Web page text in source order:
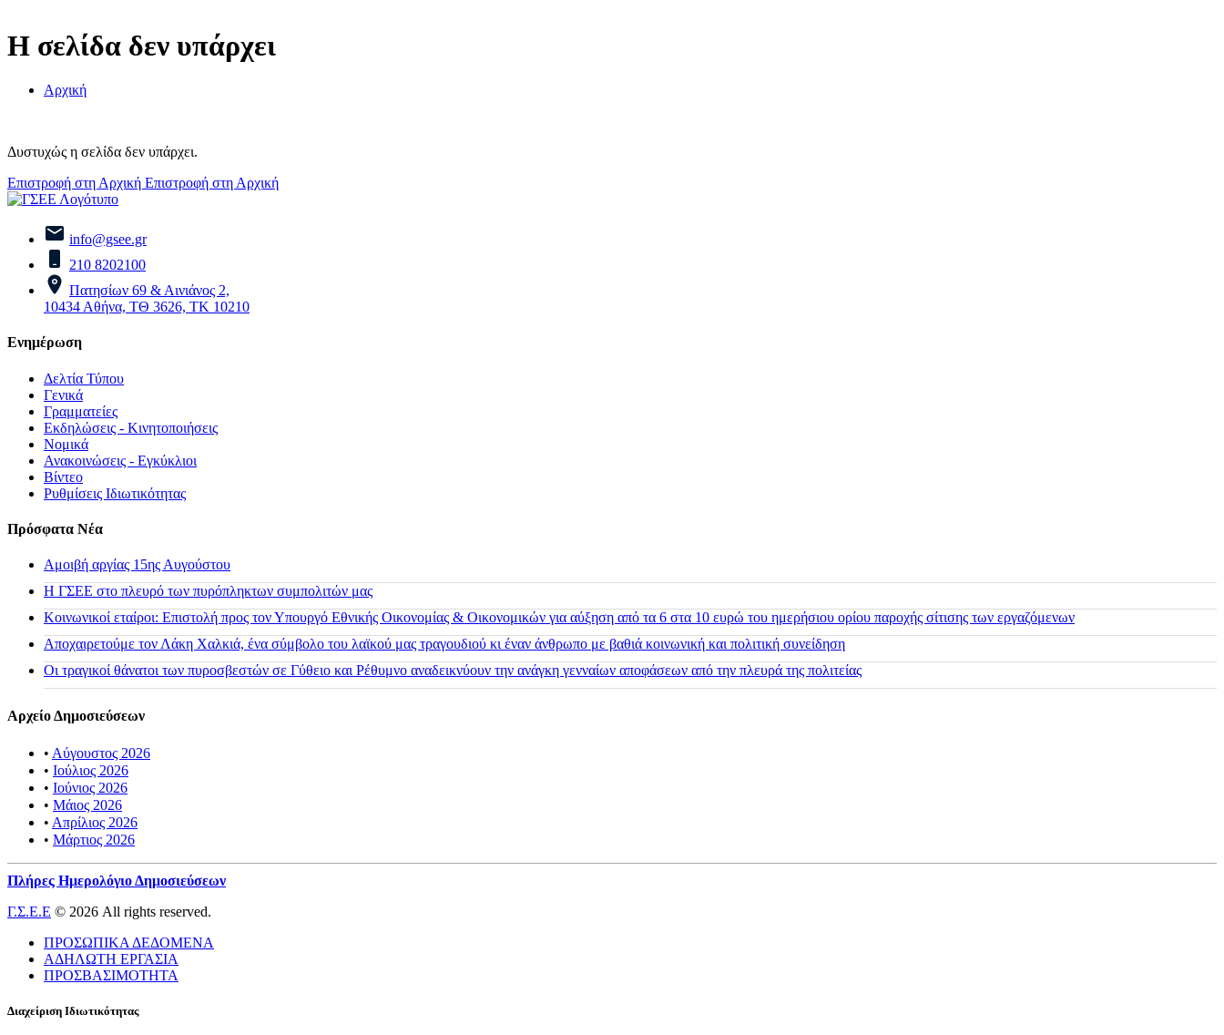
Η σελίδα δεν υπάρχει
Αρχική
Δυστυχώς η σελίδα δεν υπάρχει.
Επιστροφή στη Αρχική Επιστροφή στη Αρχική
info@gsee.gr
210 8202100
Πατησίων 69 & Αινιάνος 2,
10434 Αθήνα, ΤΘ 3626, ΤΚ 10210
Ενημέρωση
Δελτία Τύπου
Γενικά
Γραμματείες
Εκδηλώσεις - Κινητοποιήσεις
Νομικά
Ανακοινώσεις - Εγκύκλιοι
Βίντεο
Ρυθμίσεις Ιδιωτικότητας
Πρόσφατα Νέα
Αμοιβή αργίας 15ης Αυγούστου
H ΓΣΕΕ στο πλευρό των πυρόπληκτων συμπολιτών μας
Κοινωνικοί εταίροι: Επιστολή προς τον Υπουργό Εθνικής Οικονομίας & Οικονομικών για αύξηση από τα 6 στα 10 ευρώ του ημερήσιου ορίου παροχής σίτισης των εργαζόμενων
Αποχαιρετούμε τον Λάκη Χαλκιά, ένα σύμβολο του λαϊκού μας τραγουδιού κι έναν άνθρωπο με βαθιά κοινωνική και πολιτική συνείδηση
Οι τραγικοί θάνατοι των πυροσβεστών σε Γύθειο και Ρέθυμνο αναδεικνύουν την ανάγκη γενναίων αποφάσεων από την πλευρά της πολιτείας
Αρχείο Δημοσιεύσεων
• Αύγουστος 2026
• Ιούλιος 2026
• Ιούνιος 2026
• Μάιος 2026
• Απρίλιος 2026
• Μάρτιος 2026
Πλήρες Ημερολόγιο Δημοσιεύσεων
Γ.Σ.Ε.Ε © 2026 All rights reserved.
ΠΡΟΣΩΠΙΚΑ ΔΕΔΟΜΕΝΑ
ΑΔΗΛΩΤΗ ΕΡΓΑΣΙΑ
ΠΡΟΣΒΑΣΙΜΟΤΗΤΑ
Διαχείριση Ιδιωτικότητας